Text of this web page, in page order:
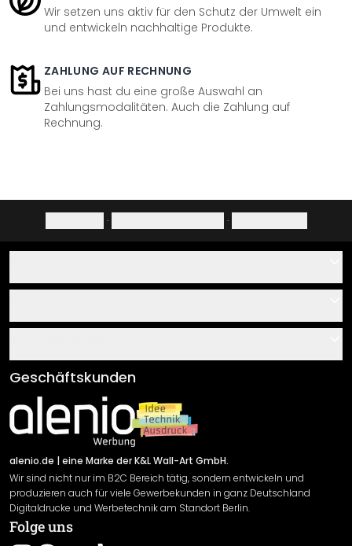
Wir setzen uns aktiv für den Schutz der Umwelt ein
und entwickeln nachhaltige Produkte.
ZAHLUNG AUF RECHNUNG
Bei uns hast du eine große Auswahl an
Zahlungsmodalitäten. Auch die Zahlung auf
Rechnung.
· ·
Über uns
Klebe- und Montageanleitungen
Newsletter An-/Abmeldung
Sendungsverfolgung
AGB
Impressum
Versand & Zahlung
Rücksendung
Widerrufsrecht
Datenschutzerklärung
Gewährleistung
Geschäftskunden
alenio.de | eine Marke der K&L Wall-Art GmbH.
Wir sind nicht nur im B2C Bereich tätig, sondern entwickeln und
produzieren auch für viele Gewerbekunden in ganz Deutschland
Digitaldrucke und Werbetechnik am Standort Berlin.
Folge uns